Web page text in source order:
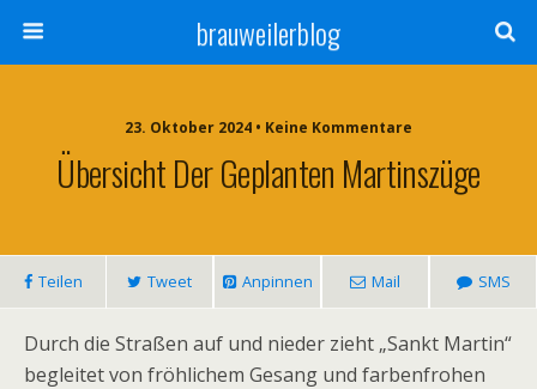
brauweilerblog
23. Oktober 2024 • Keine Kommentare
Übersicht Der Geplanten Martinszüge
Teilen Tweet Anpinnen Mail SMS
Durch die Straßen auf und nieder zieht „Sankt Martin“
begleitet von fröhlichem Gesang und farbenfrohen